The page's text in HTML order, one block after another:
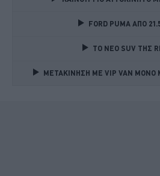
FORD PUMA ΑΠΟ
TO NEO SUV ΤΗΣ
ΜΕΤΑΚΙΝΗΣΗ ΜΕ VIP VAN ΜΟΝΟ